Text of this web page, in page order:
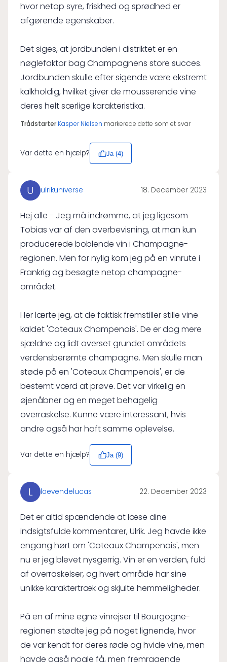
hvor netop syre, friskhed og sprødhed er
afgørende egenskaber.
Det siges, at jordbunden i distriktet er en
nøglefaktor bag Champagnens store succes.
Jordbunden skulle efter sigende være ekstremt
kalkholdig, hvilket giver de mousserende vine
deres helt særlige karakteristika.
Trådstarter Kasper Nielsen markerede dette som et svar
Var dette en hjælp? Ja (4)
U ulrikuniverse 18. December 2023
Hej alle - Jeg må indrømme, at jeg ligesom
Tobias var af den overbevisning, at man kun
producerede boblende vin i Champagne-
regionen. Men for nylig kom jeg på en vinrute i
Frankrig og besøgte netop champagne-
området.
Her lærte jeg, at de faktisk fremstiller stille vine
kaldet 'Coteaux Champenois'. De er dog mere
sjældne og lidt overset grundet områdets
verdensberømte champagne. Men skulle man
støde på en 'Coteaux Champenois', er de
bestemt værd at prøve. Det var virkelig en
øjenåbner og en meget behagelig
overraskelse. Kunne være interessant, hvis
andre også har haft samme oplevelse.
Var dette en hjælp? Ja (9)
L loevendelucas 22. December 2023
Det er altid spændende at læse dine
indsigtsfulde kommentarer, Ulrik. Jeg havde ikke
engang hørt om 'Coteaux Champenois', men
nu er jeg blevet nysgerrig. Vin er en verden, fuld
af overraskelser, og hvert område har sine
unikke karaktertræk og skjulte hemmeligheder.
På en af mine egne vinrejser til Bourgogne-
regionen stødte jeg på noget lignende, hvor
de var kendt for deres røde og hvide vine, men
havde også nogle få, men fremragende